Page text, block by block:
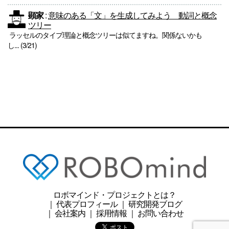
顕家:意味のある「文」を生成してみよう 動詞と概念
ツリー
ラッセルのタイプ理論と概念ツリーは似てますね。関係ないかも
し... (3/21)
ロボマインド・プロジェクトとは？
｜ 代表プロフィール｜ 研究開発ブログ
｜ 会社案内 ｜ 採用情報 ｜ お問い合わせ